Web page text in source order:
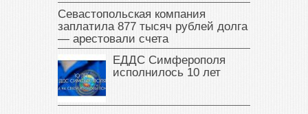
Севастопольская компания
заплатила 877 тысяч рублей долга
— арестовали счета
ЕДДС Симферополя
исполнилось 10 лет